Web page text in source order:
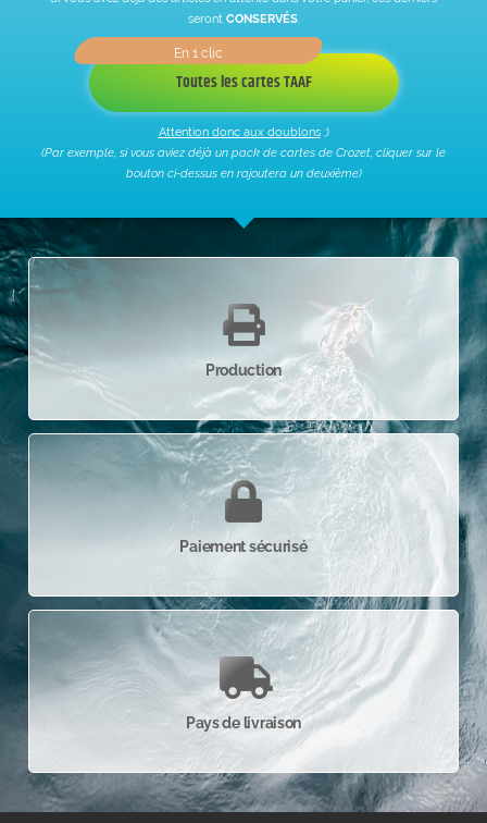
seront CONSERVÉS.
Toutes les cartes TAAF
Attention donc aux doublons;)
(Par exemple, si vous aviez déjà un pack de cartes de Crozet, cliquer sur le
bouton ci-dessus en rajoutera un deuxième)
Production
Paiement sécurisé
Pays de livraison